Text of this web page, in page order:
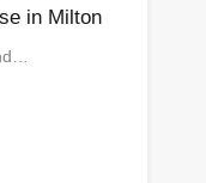
in Milton